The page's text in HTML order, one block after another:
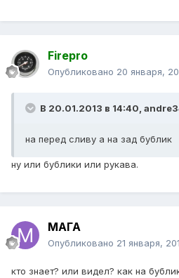
Firepro
Опубликовано 20 января,
В 20.01.2013 в 14:40,
на перед сливу а на зад бублик
ну или бублики или рукава.
МАГА
Опубликовано 21 января,
кто знает? или видел? как на